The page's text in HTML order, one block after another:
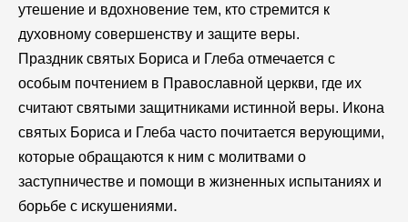
утешение и вдохновение тем, кто стремится к
духовному совершенству и защите веры.
Праздник святых Бориса и Глеба отмечается с
особым почтением в Православной церкви, где их
считают святыми защитниками истинной веры. Икона
святых Бориса и Глеба часто почитается верующими,
которые обращаются к ним с молитвами о
заступничестве и помощи в жизненных испытаниях и
борьбе с искушениями.